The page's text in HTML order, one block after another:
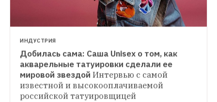
ВЕЩИ
Волновое уравнение: Как носить вещи
с воланами
Затянуть пояса: Как и с чем носить
корсетыПять актуальных сочетаний
ИНДУСТРИЯ
Добилась сама: Саша Unisex о том, как
акварельные татуировки сделали ее
мировой звездой Интервью с самой
известной и высокооплачиваемой
российской татуировщицей